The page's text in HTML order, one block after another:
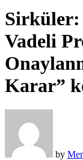
Sirküler:
Vadeli
Karar”
by